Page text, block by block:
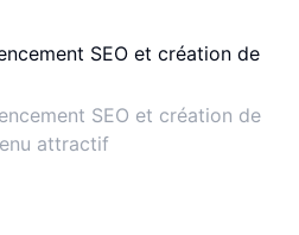
SEO et création de
attractif